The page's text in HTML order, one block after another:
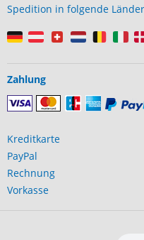
Spedition in folgende
Zahlung
Kreditkarte
PayPal
Rechnung
Vorkasse